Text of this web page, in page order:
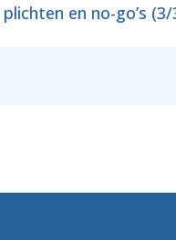
plichten en no-go’s (3/